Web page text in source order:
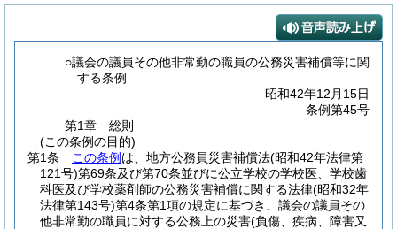
○議会の議員その他非常勤の職員の公務災害補償等に関
する条例
昭和42年12月15日
条例第45号
第1章
総則
(この条例の目的)
第1条
この条例 は、地方公務員災害補償法(昭和42年法律第
121号)第69条及び第70条並びに公立学校の学校医、学校歯
科医及び学校薬剤師の公務災害補償に関する法律(昭和32年
法律第143号)第4条第1項の規定に基づき、議会の議員その
他非常勤の職員に対する公務上の災害(負傷、疾病、障害又